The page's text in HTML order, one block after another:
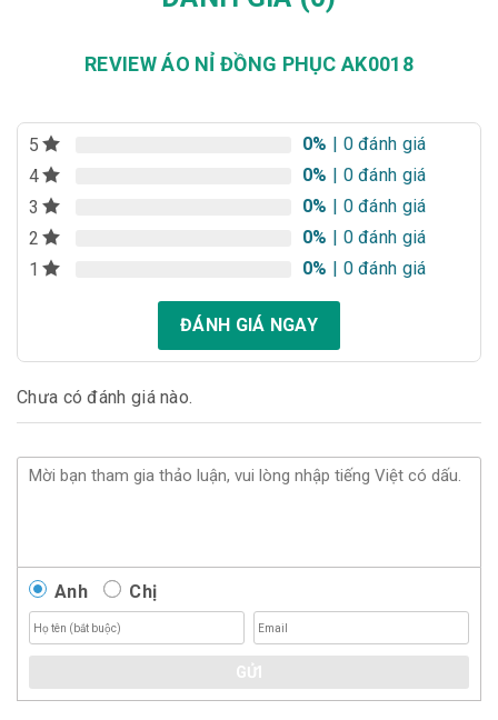
REVIEW ÁO NỈ ĐỒNG PHỤC AK0018
5 0% | 0 đánh giá
4
0% | 0 đánh giá
3
0% | 0 đánh giá
2
0% | 0 đánh giá
1
0% | 0 đánh giá
ĐÁNH GIÁ NGAY
Chưa có đánh giá nào.
Anh Chị
GỬI